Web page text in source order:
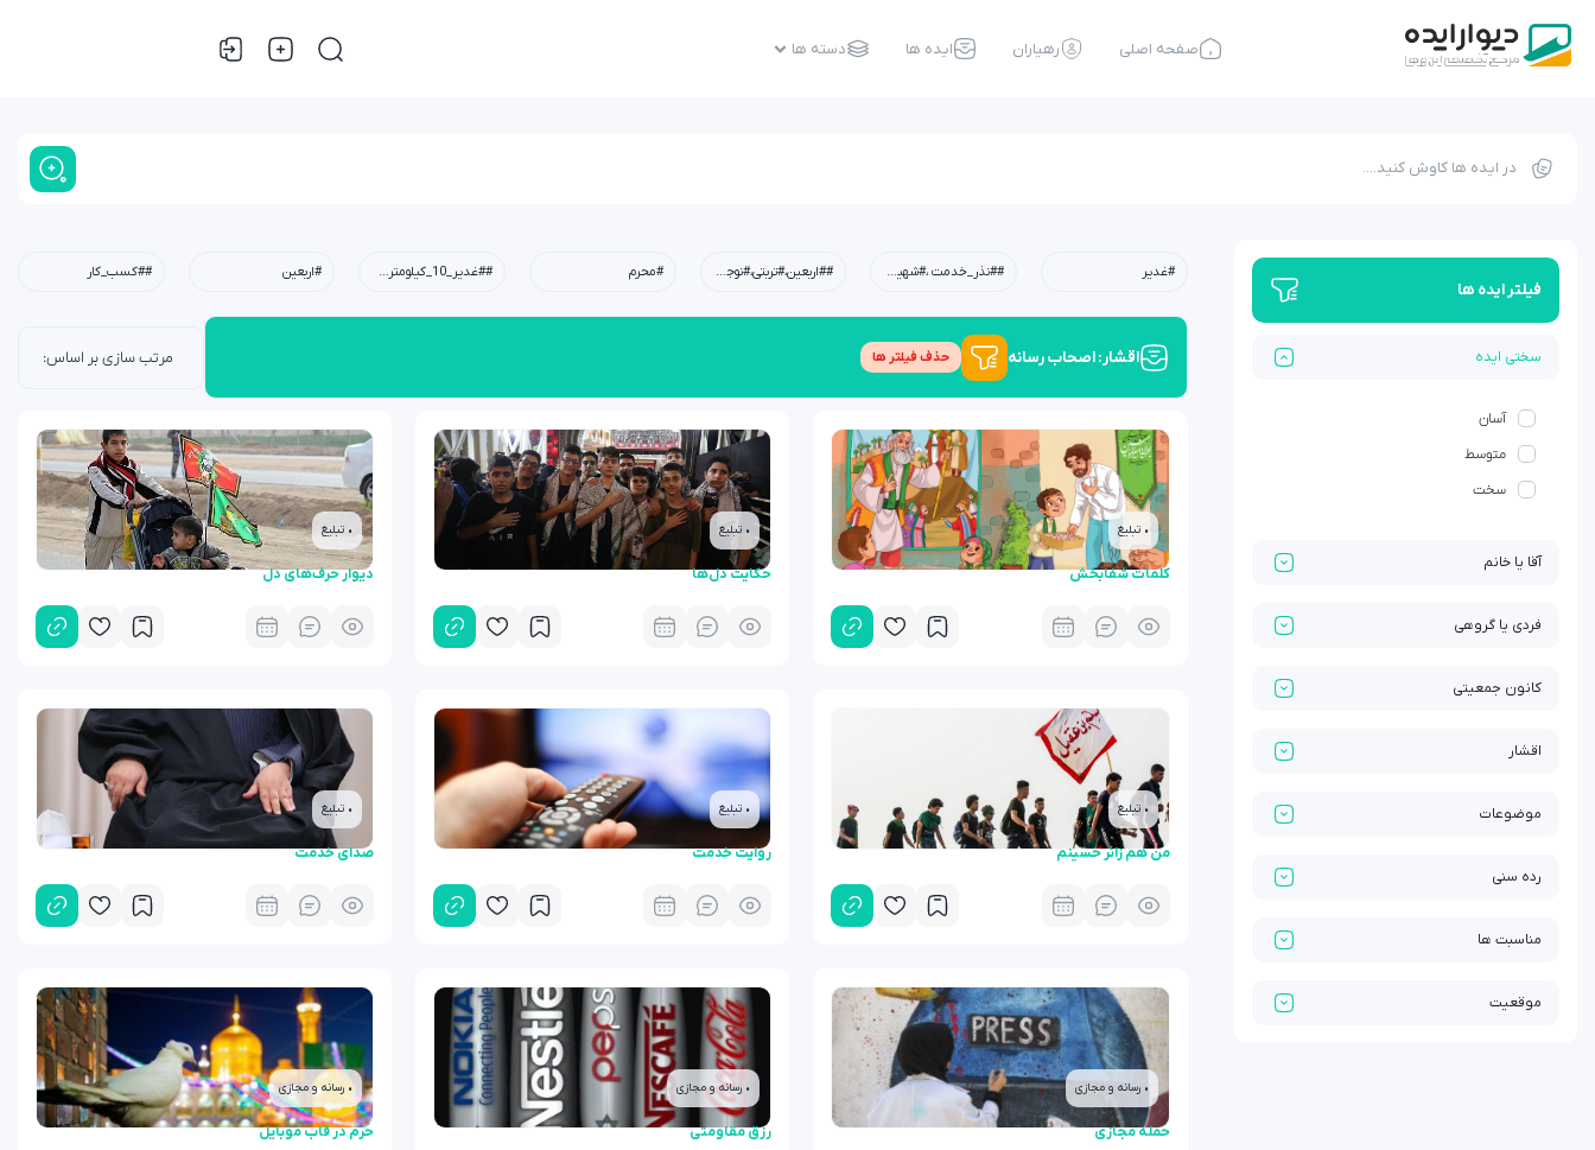
صفحه اصلی رهیاران ایده ها دسته ها
#غدیر ##نذر_خدمت ،#شهیدابراهیم_رئیسی،#شهید_خدمت،#معلم،#دبستان،#چله_خدمت ##اربعین،#تربتی،#نوجوان،#امید،#کربلا،#خانواده،#فرهنگی #محرم ##غدیر_10_کیلومتری،#عید_غدیر،#کودکان،#نوجوانان،#جوانان،#محله،#خانوادگی،#مسجد،#امام_علی(ع) #اربعین ##کسب_کار
اقشار: اصحاب رسانه حذف فیلتر ها
• تبلیغ
کلمات شفابخش
• تبلیغ
حکایت دل‌ها
• تبلیغ
دیوار حرف‌های دل
• تبلیغ
من هم زائر حسینم
• تبلیغ
روایت خدمت
• تبلیغ
صدای خدمت
• رسانه و مجازی
حمله مجازی
• رسانه و مجازی
رزق مقاومتی
• رسانه و مجازی
حرم در قاب موبایل
فیلتر ایده ها
سختی ایده
آسان
متوسط
سخت
آقا یا خانم
فردی یا گروهی
کانون جمعیتی
اقشار
موضوعات
رده سنی
مناسبت ها
موقعیت